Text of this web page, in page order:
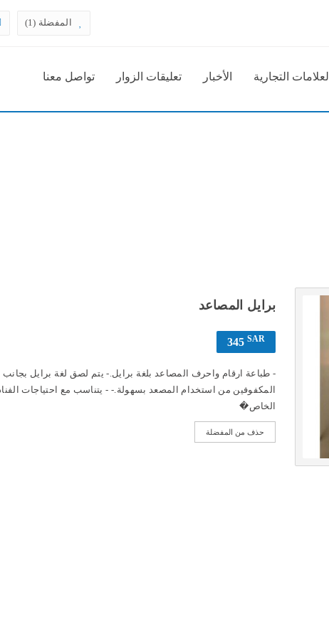
المفضلة (1)
العلامات التجارية الأخبار تعليقات الزوار تواصل معنا
برايل المصاعد
345SAR
- طباعة ارقام واحرف المصاعد بلغة برايل.- يتم لصق لغة برايل بجانب
المكفوفين من استخدام المصعد بسهولة.- - يتناسب مع احتياجات
الخاص�
حذف من المفضلة